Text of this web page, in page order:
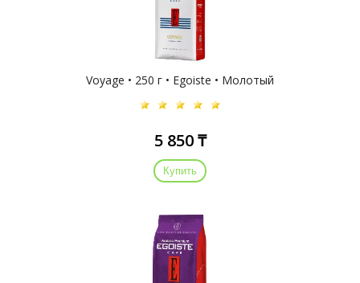
Voyage • 250 г • Egoiste • Молотый
5 850 ₸
Купить